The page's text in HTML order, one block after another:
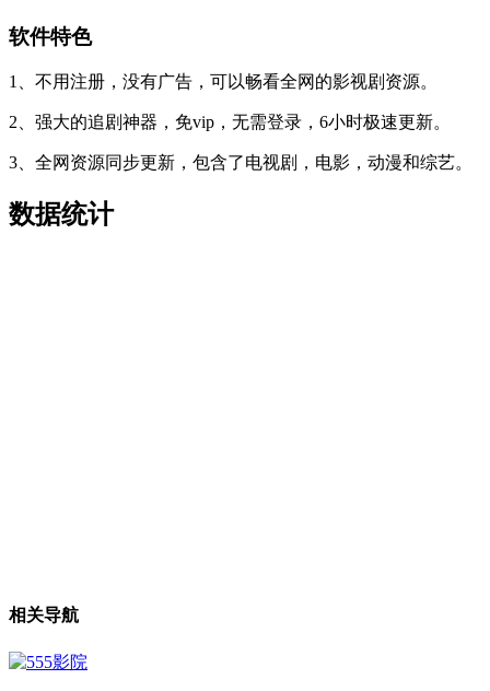
软件特色
1、不用注册，没有广告，可以畅看全网的影视剧资源。
2、强大的追剧神器，免vip，无需登录，6小时极速更新。
3、全网资源同步更新，包含了电视剧，电影，动漫和综艺。
数据统计
相关导航